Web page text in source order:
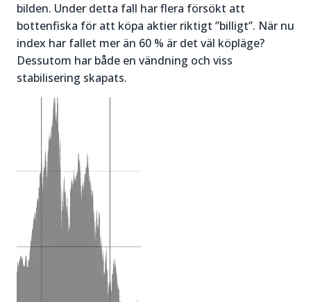
bilden. Under detta fall har flera försökt att
bottenfiska för att köpa aktier riktigt ”billigt”. När nu
index har fallet mer än 60 % är det väl köpläge?
Dessutom har både en vändning och viss
stabilisering skapats.